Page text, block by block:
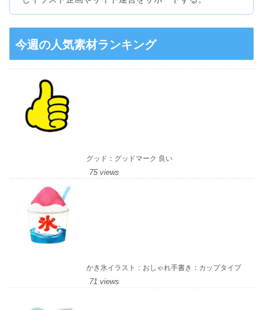
今週の人気素材ランキング
グッド：グッドマーク 良い
75 views
かき氷イラスト：おしゃれ手書き：カップタイプ
71 views